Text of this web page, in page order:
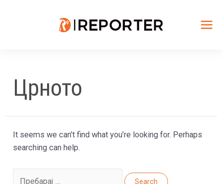
Црното
It seems we can’t find what you’re looking for. Perhaps
searching can help.